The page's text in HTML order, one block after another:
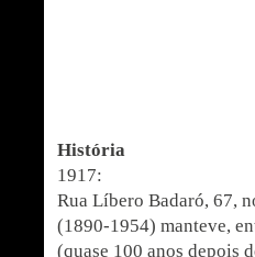
História
1917:
Rua Líbero Badaró, 67,
(1890-1954) manteve,
(quase 100 anos depois